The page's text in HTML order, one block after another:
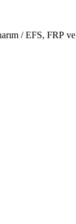
/ EFS, FRP